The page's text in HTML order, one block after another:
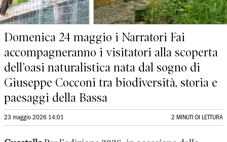
Domenica 24 maggio i Narratori Fai
accompagneranno i visitatori alla scoperta
dell’oasi naturalistica nata dal sogno di
Giuseppe Cocconi tra biodiversità, storia e
paesaggi della Bassa
23 maggio 2026 14:01 2 MINUTI DI LETTURA